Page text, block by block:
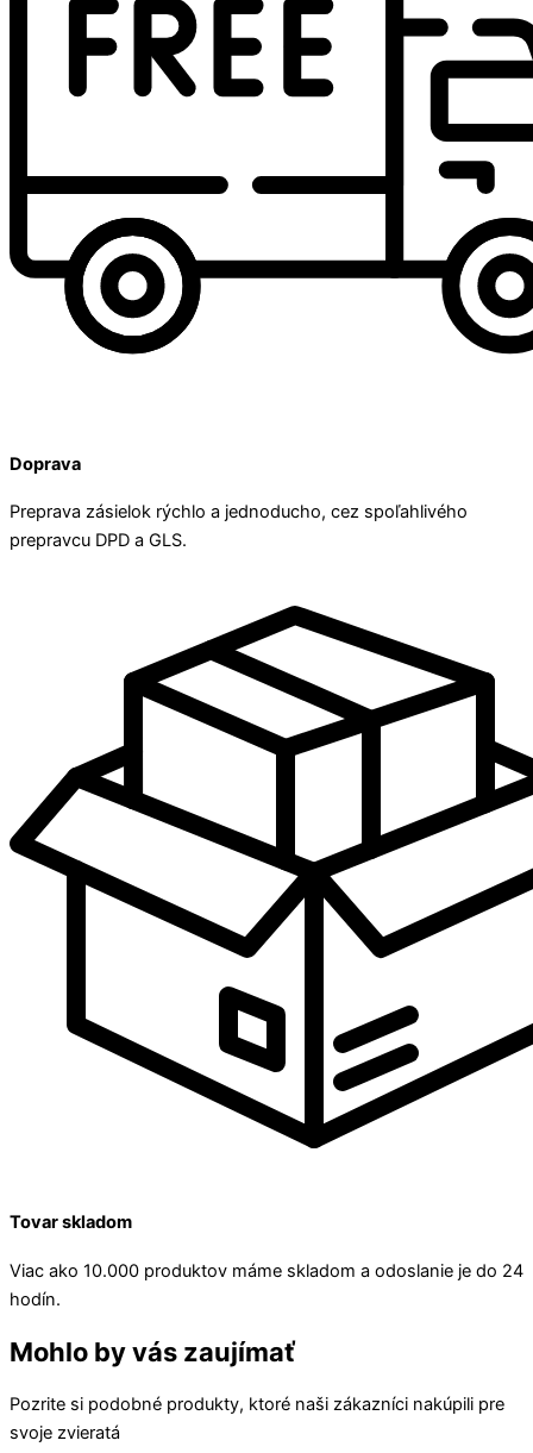
Doprava
Preprava zásielok rýchlo a jednoducho, cez spoľahlivého
prepravcu DPD a GLS.
Tovar skladom
Viac ako 10.000 produktov máme skladom a odoslanie je do 24
hodín.
Mohlo by vás zaujímať
Pozrite si podobné produkty, ktoré naši zákazníci nakúpili pre
svoje zvieratá